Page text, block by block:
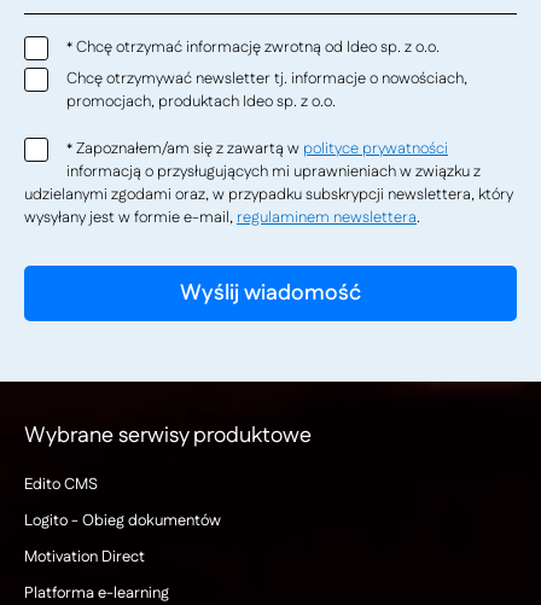
*Chcę otrzymać informację zwrotną od Ideo sp. z o.o.
Chcę otrzymywać newsletter tj. informacje o nowościach,
promocjach, produktach Ideo sp. z o.o.
*Zapoznałem/am się z zawartą w polityce prywatności
informacją o przysługujących mi uprawnieniach w związku z
udzielanymi zgodami oraz, w przypadku subskrypcji newslettera, który
wysyłany jest w formie e-mail, regulaminem newslettera.
Wybrane serwisy produktowe
Edito CMS
Logito - Obieg dokumentów
Motivation Direct
Platforma e-learning